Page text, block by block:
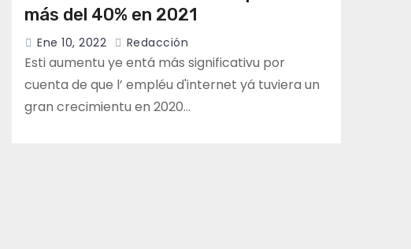
más del 40% en 2021
Ene 10, 2022 Redacción
Esti aumentu ye entá más significativu por
cuenta de que l’ empléu d'internet yá tuviera un
gran crecimientu en 2020…